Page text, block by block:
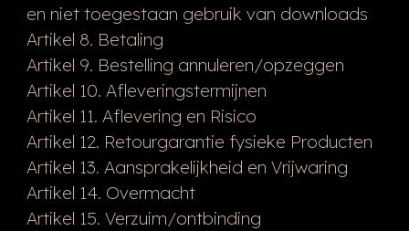
en niet toegestaan gebruik van downloads
Artikel 8. Betaling
Artikel 9. Bestelling annuleren/opzeggen
Artikel 10. Afleveringstermijnen
Artikel 11. Aflevering en Risico
Artikel 12. Retourgarantie fysieke Producten
Artikel 13. Aansprakelijkheid en Vrijwaring
Artikel 14. Overmacht
Artikel 15. Verzuim/ontbinding